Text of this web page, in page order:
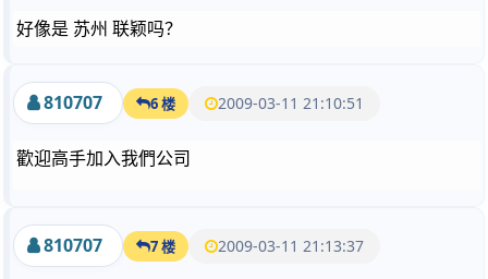
好像是 苏州 联颖吗？
810707 6 楼 2009-03-11 21:10:51
歡迎高手加入我們公司
810707 7 楼 2009-03-11 21:13:37